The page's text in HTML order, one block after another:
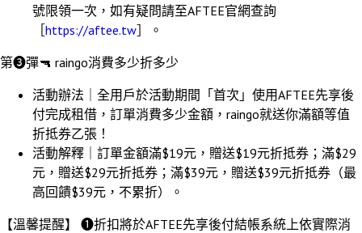
號限領一次，如有疑問請至AFTEE官網查詢
https://aftee.tw］。
第➌彈🔫 raingo消費多少折多少
活動辦法｜全用戶於活動期間「首次」使用AFTEE先享後
付完成租借，訂單消費多少金額，raingo就送你滿額等值
折抵券乙張！
活動解釋｜訂單金額滿$19元，贈送$19元折抵券；滿$29
元，贈送$29元折抵券；滿$39元，贈送$39元折抵券（最
高回饋$39元，不累折）。
【溫馨提醒】 ➊折扣將於AFTEE先享後付結帳系統上依實際消